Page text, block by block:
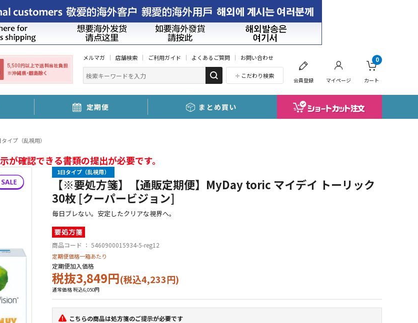
メルマガ 店舗検索 ご利用ガイド よくあるご質問 お問い合わせ
こだわり検索
会員登録 マイページ カート
0
定期便 まとめ買い
タイプ（乱視用）
が確認できる書類の提出が必要です。
1日タイプ（乱視用）
【※要処方箋】【通販定期便】MyDay toric マイデイ トーリック
30枚 [クーパービジョン]
毎日ブレない。安定したクリアな視界へ。
商品コード ： 5460900015934-5-reg12
定期便価格一箱あたり
定期便加入価格
税抜3,849円(税込4,233円)
通常価格 税込6,050円
こちらの商品は処方箋のご提示が必要です